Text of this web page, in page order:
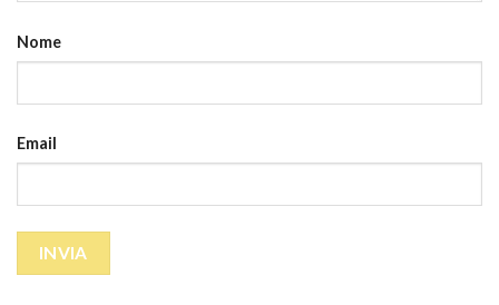
Nome
Email